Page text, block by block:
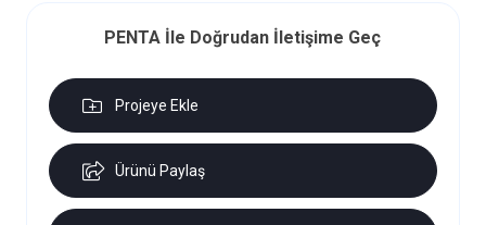
PENTA İle Doğrudan İletişime Geç
Projeye Ekle
Ürünü Paylaş